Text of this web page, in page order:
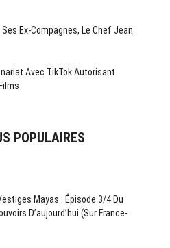
Ex-Compagnes, Le Chef Jean
Avec TikTok Autorisant
POPULAIRES
Mayas : Épisode 3/4 Du
D’aujourd’hui (sur France-